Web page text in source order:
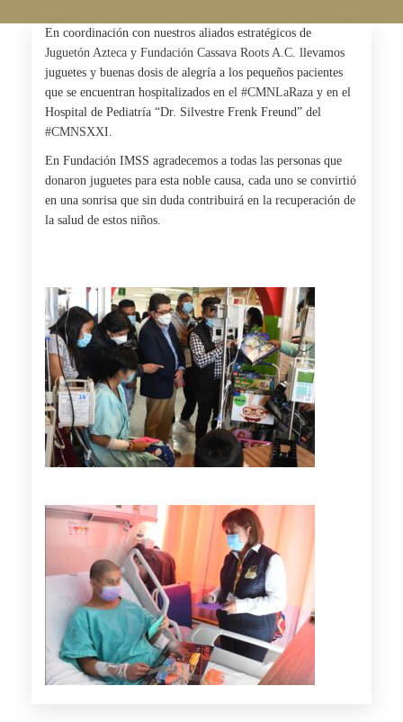
En coordinación con nuestros aliados estratégicos de
Juguetón Azteca y Fundación Cassava Roots A.C. llevamos
juguetes y buenas dosis de alegría a los pequeños pacientes
que se encuentran hospitalizados en el #CMNLaRaza y en el
Hospital de Pediatría “Dr. Silvestre Frenk Freund” del
#CMNSXXI.
En Fundación IMSS agradecemos a todas las personas que
donaron juguetes para esta noble causa, cada uno se convirtió
en una sonrisa que sin duda contribuirá en la recuperación de
la salud de estos niños.